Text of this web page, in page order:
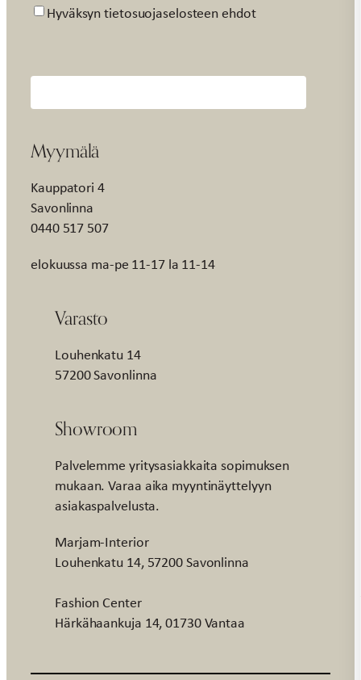
Suostumus
Hyväksyn tietosuojaselosteen ehdot
Myymälä
Kauppatori 4
Savonlinna
0440 517 507
elokuussa ma-pe 11-17 la 11-14
Varasto
Louhenkatu 14
57200 Savonlinna
Showroom
Palvelemme yritysasiakkaita sopimuksen
mukaan. Varaa aika myyntinäyttelyyn
asiakaspalvelusta.
Marjam-Interior
Louhenkatu 14, 57200 Savonlinna
Fashion Center
Härkähaankuja 14, 01730 Vantaa